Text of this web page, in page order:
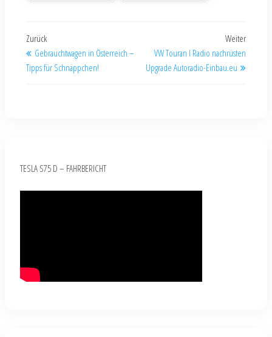
Zurück
Gebrauchtwagen in Österreich –
Tipps für Schnäppchen!
Weiter
VW Touran I Radio nachrüsten
Upgrade Autoradio-Einbau.eu
TESLA S75 D – FAHRBERICHT